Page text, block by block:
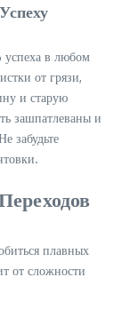
успеха в любом
от грязи,
и старую
зашпатлеваны и
забудьте
плавных
от сложности